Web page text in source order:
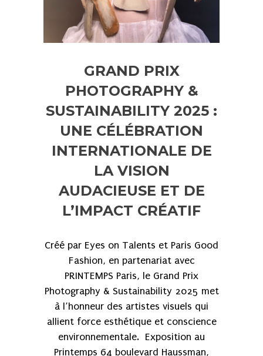
GRAND PRIX
PHOTOGRAPHY &
SUSTAINABILITY 2025 :
UNE CÉLÉBRATION
INTERNATIONALE DE
LA VISION
AUDACIEUSE ET DE
L’IMPACT CRÉATIF
Créé par Eyes on Talents et Paris Good
Fashion, en partenariat avec
PRINTEMPS Paris, le Grand Prix
Photography & Sustainability 2025 met
à l’honneur des artistes visuels qui
allient force esthétique et conscience
environnementale. Exposition au
Printemps 64 boulevard Haussman,